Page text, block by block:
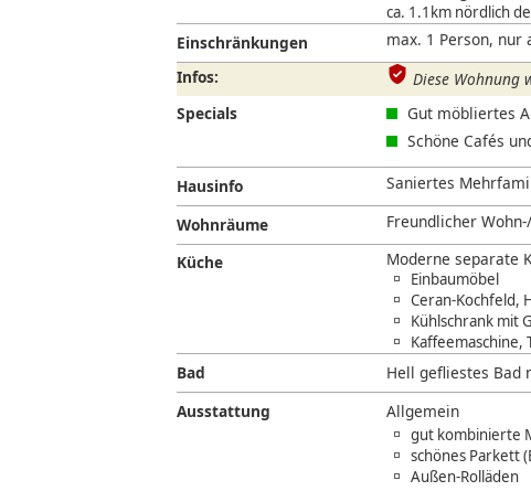
ca. 1.1km nördlich
Einschränkungen
max. 1 Person, nur
Infos:
Diese Wohnung
Specials
Gut möbliertes
Schöne Cafés
Hausinfo
Saniertes
Wohnräume
Freundlicher
Küche
Moderne separate
Einbaumöbel
Ceran-Kochfeld,
Kühlschrank mit
Kaffeemaschine,
Bad
Hell gefliestes Bad
Ausstattung
Allgemein
gut kombinierte
schönes Parkett
Außen-Rolläden